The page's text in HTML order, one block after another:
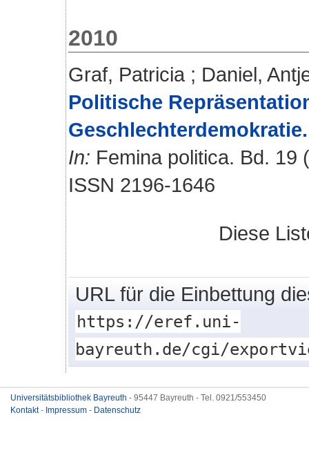
2010
Graf, Patricia ; Daniel,
Politische
Geschlechterdemokratie.
In: Femina politica. Bd. 19
ISSN 2196-1646
Diese
URL für die Einbettung
https://eref.uni-
bayreuth.de/cgi/
Universitätsbibliothek Bayreuth - 95447 Bayreuth - Tel. 0921/553450
Kontakt- Impressum - Datenschutz